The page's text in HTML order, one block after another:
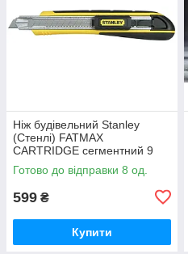
Ніж будівельний Stanley
(Стенлі) FATMAX
CARTRIDGE сегментний 9
мм гвинтовий і автофіксатор
+ 6 лез
Готово до відправки 8 од.
599 ₴
Купити